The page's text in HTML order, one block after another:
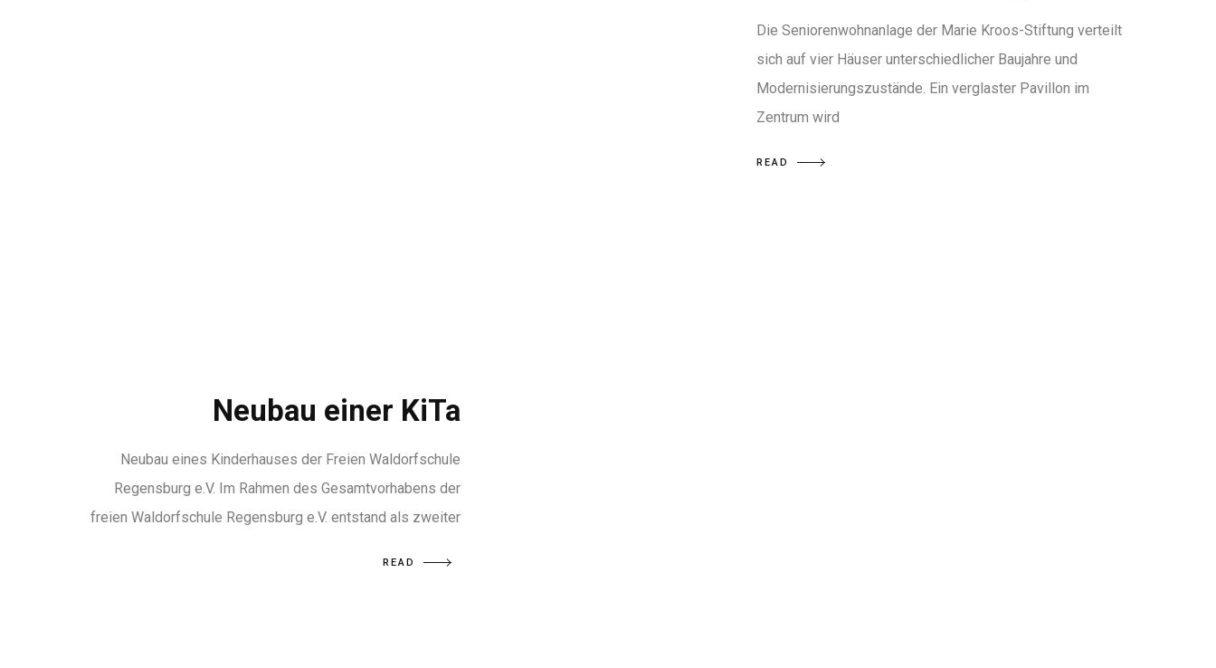
Die Seniorenwohnanlage der Marie Kroos-Stiftung verteilt
sich auf vier Häuser unterschiedlicher Baujahre und
Modernisierungszustände. Ein verglaster Pavillon im
Zentrum wird
READ
Neubau einer KiTa
Neubau eines Kinderhauses der Freien Waldorfschule
Regensburg e.V. Im Rahmen des Gesamtvorhabens der
freien Waldorfschule Regensburg e.V. entstand als zweiter
READ